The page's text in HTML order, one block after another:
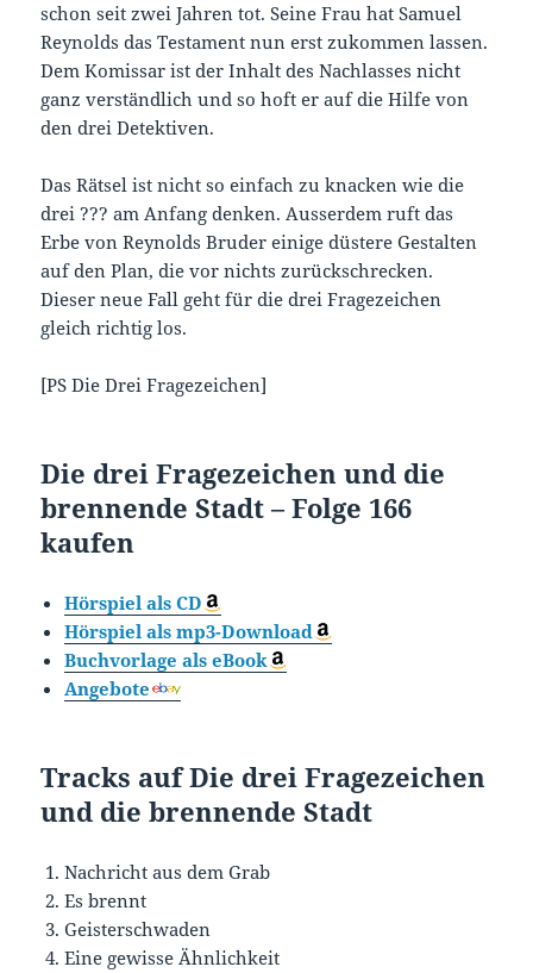
schon seit zwei Jahren tot. Seine Frau hat Samuel
Reynolds das Testament nun erst zukommen lassen.
Dem Komissar ist der Inhalt des Nachlasses nicht
ganz verständlich und so hoft er auf die Hilfe von
den drei Detektiven.
Das Rätsel ist nicht so einfach zu knacken wie die
drei ??? am Anfang denken. Ausserdem ruft das
Erbe von Reynolds Bruder einige düstere Gestalten
auf den Plan, die vor nichts zurückschrecken.
Dieser neue Fall geht für die drei Fragezeichen
gleich richtig los.
[PS Die Drei Fragezeichen]
Die drei Fragezeichen und die
brennende Stadt – Folge 166
kaufen
Hörspiel als CD
Hörspiel als mp3-Download
Buchvorlage als eBook
Angebote
Tracks auf Die drei Fragezeichen
und die brennende Stadt
Nachricht aus dem Grab
Es brennt
Geisterschwaden
Eine gewisse Ähnlichkeit